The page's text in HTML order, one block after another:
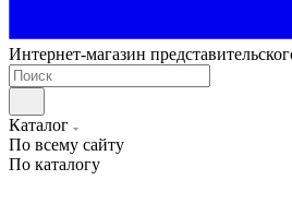
Интернет-магазин
Каталог
По всему сайту
По каталогу